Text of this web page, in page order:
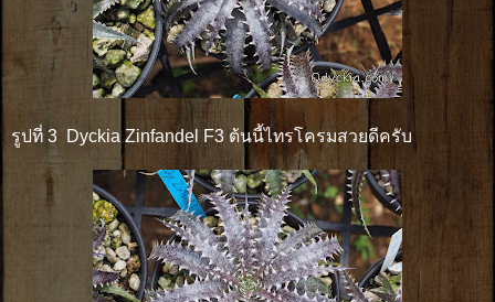
รูปที่ 3 Dyckia Zinfandel F3 ต้นนี้ไทรโครมสวยดีครับ